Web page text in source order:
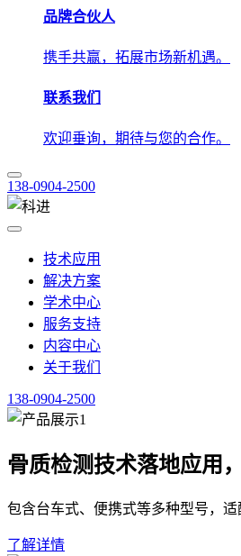
品牌合伙人
携手共赢，拓展市场新机遇。
联系我们
欢迎垂询，期待与您的合作。
138-0904-2500
技术应用
解决方案
学术中心
服务支持
内容中心
关于我们
138-0904-2500
骨质检测技术落地应用
包含台车式、便携式等多种型号，
了解详情